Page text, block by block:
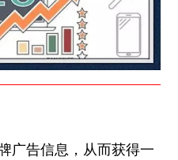
广告信息，从而获得一